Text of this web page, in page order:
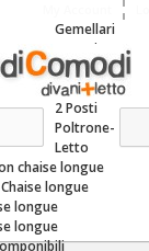
Gemellari
3 Posti
max
3 Posti
2 Posti
Poltrone-
Letto
chaise longue
longue
longue
longue